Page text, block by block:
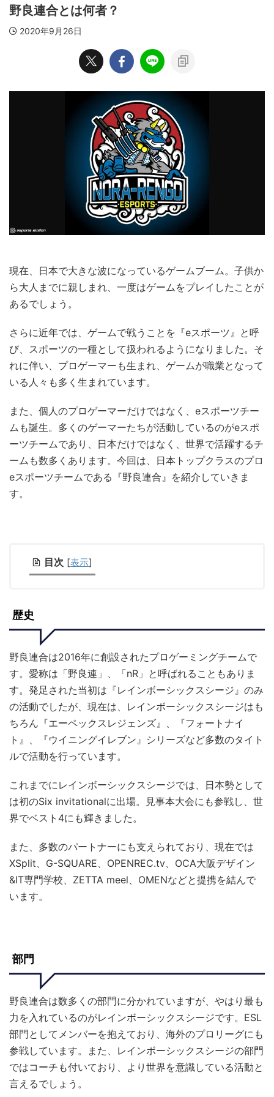
野良連合とは何者？
2020年9月26日
現在、日本で大きな波になっているゲームブーム。子供か
ら大人までに親しまれ、一度はゲームをプレイしたことが
あるでしょう。
さらに近年では、ゲームで戦うことを『eスポーツ』と呼
び、スポーツの一種として扱われるようになりました。そ
れに伴い、プロゲーマーも生まれ、ゲームが職業となって
いる人々も多く生まれています。
また、個人のプロゲーマーだけではなく、eスポーツチー
ムも誕生。多くのゲーマーたちが活動しているのがeスポ
ーツチームであり、日本だけではなく、世界で活躍するチ
ームも数多くあります。今回は、日本トップクラスのプロ
eスポーツチームである『野良連合』を紹介していきま
す。
目次 [表示]
歴史
野良連合は2016年に創設されたプロゲーミングチームで
す。愛称は「野良連」、「nR」と呼ばれることもありま
す。発足された当初は『レインボーシックスシージ』のみ
の活動でしたが、現在は、レインボーシックスシージはも
ちろん『エーペックスレジェンズ』、『フォートナイ
ト』、『ウイニングイレブン』シリーズなど多数のタイト
ルで活動を行っています。
これまでにレインボーシックスシージでは、日本勢として
は初のSix invitationalに出場。見事本大会にも参戦し、世
界でベスト4にも輝きました。
また、多数のパートナーにも支えられており、現在では
XSplit、G-SQUARE、OPENREC.tv、OCA大阪デザイン
&IT専門学校、ZETTA meel、OMENなどと提携を結んで
います。
部門
野良連合は数多くの部門に分かれていますが、やはり最も
力を入れているのがレインボーシックスシージです。ESL
部門としてメンバーを抱えており、海外のプロリーグにも
参戦しています。また、レインボーシックスシージの部門
ではコーチも付いており、より世界を意識している活動と
言えるでしょう。